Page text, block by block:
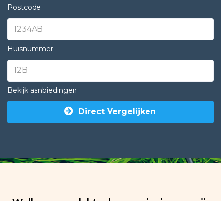
Postcode
Huisnummer
Bekijk aanbiedingen
Direct Vergelijken